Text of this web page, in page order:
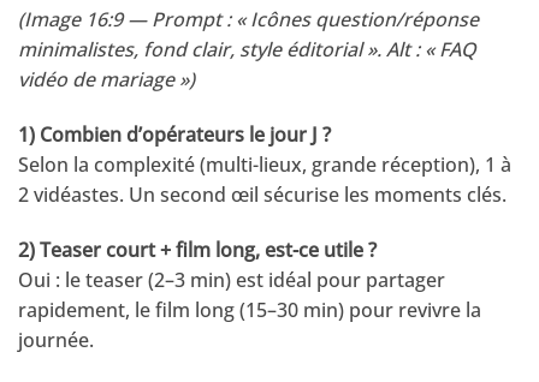
(Image 16:9 — Prompt : « Icônes question/réponse
minimalistes, fond clair, style éditorial ». Alt : « FAQ
vidéo de mariage »)
1) Combien d’opérateurs le jour J ?
Selon la complexité (multi-lieux, grande réception), 1 à
2 vidéastes. Un second œil sécurise les moments clés.
2) Teaser court + film long, est-ce utile ?
Oui : le teaser (2–3 min) est idéal pour partager
rapidement, le film long (15–30 min) pour revivre la
journée.